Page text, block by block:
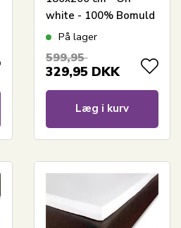
white - 100% Bomuld
jersey lagen -
elevationsseng
På lager
599,95
329,95 DKK
Læg i kurv